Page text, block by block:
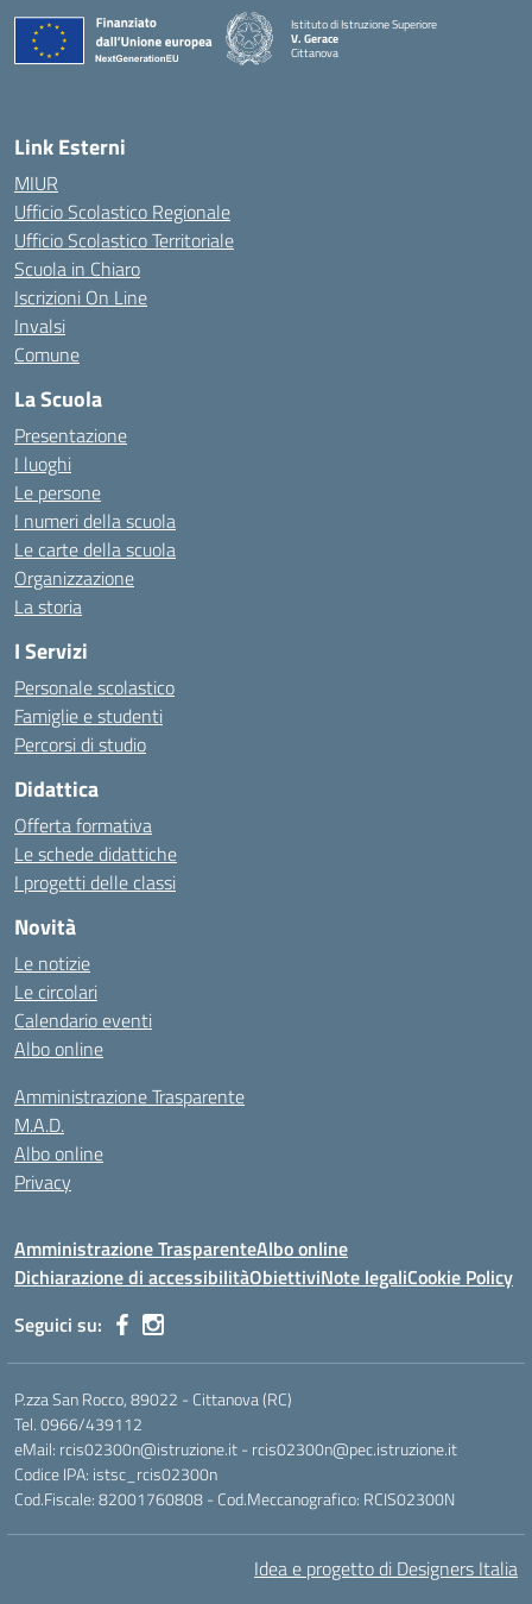
Istituto di Istruzione Superiore
V. Gerace
Cittanova
Link Esterni
MIUR
Ufficio Scolastico Regionale
Ufficio Scolastico Territoriale
Scuola in Chiaro
Iscrizioni On Line
Invalsi
Comune
La Scuola
Presentazione
I luoghi
Le persone
I numeri della scuola
Le carte della scuola
Organizzazione
La storia
I Servizi
Personale scolastico
Famiglie e studenti
Percorsi di studio
Didattica
Offerta formativa
Le schede didattiche
I progetti delle classi
Novità
Le notizie
Le circolari
Calendario eventi
Albo online
Amministrazione Trasparente
M.A.D.
Albo online
Privacy
Amministrazione TrasparenteAlbo online
Dichiarazione di accessibilitàObiettiviNote legaliCookie Policy
Seguici su:
P.zza San Rocco, 89022 - Cittanova (RC)
Tel. 0966/439112
eMail: rcis02300n@istruzione.it - rcis02300n@pec.istruzione.it
Codice IPA: istsc_rcis02300n
Cod.Fiscale: 82001760808 - Cod.Meccanografico: RCIS02300N
Idea e progetto di Designers Italia